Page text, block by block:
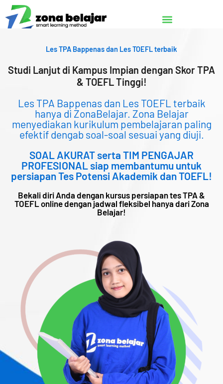
Lewati
ke
konten
Les TPA Bappenas dan Les TOEFL terbaik
Studi Lanjut di Kampus Impian dengan Skor TPA
& TOEFL Tinggi!
Les TPA Bappenas dan Les TOEFL terbaik
hanya di ZonaBelajar. Zona Belajar
menyediakan kurikulum pembelajaran paling
efektif dengab soal-soal sesuai yang diuji.
SOAL AKURAT serta TIM PENGAJAR
PROFESIONAL siap membantumu untuk
persiapan Tes Potensi Akademik dan TOEFL!
Bekali diri Anda dengan kursus persiapan tes TPA &
TOEFL online dengan jadwal fleksibel hanya dari Zona
Belajar!